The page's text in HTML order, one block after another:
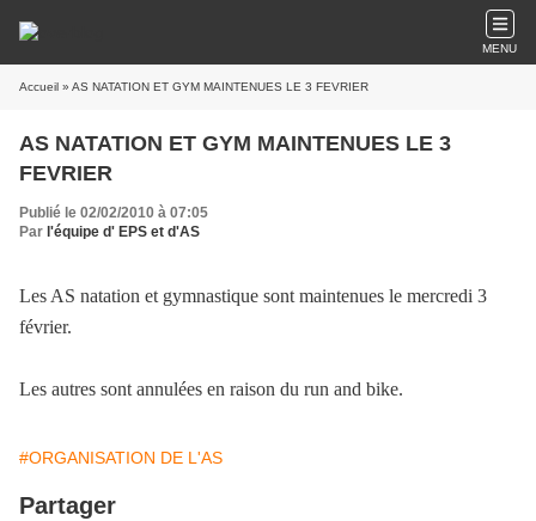
MENU
Accueil » AS NATATION ET GYM MAINTENUES LE 3 FEVRIER
AS NATATION ET GYM MAINTENUES LE 3
FEVRIER
Publié le 02/02/2010 à 07:05
Par l'équipe d' EPS et d'AS
Les AS natation et gymnastique sont maintenues le mercredi 3
février.
Les autres sont annulées en raison du run and bike.
#ORGANISATION DE L'AS
Partager